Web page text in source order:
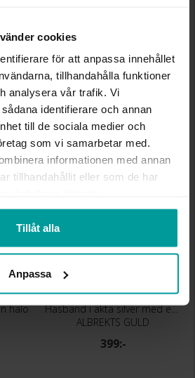
cookies
för att anpassa innehållet
tillhandahålla funktioner
analysera vår trafik. Vi
identifierare och annan
till de sociala medier och
som vi samarbetar med.
informationen med annan
tillhandahållit eller som de har
Tillåt alla
Anpassa
9,2
9,2
Albrekts Guld
Silver
Kubisk zirkonia
produkter
halo
Hasband i äkta silver med en halo
ALBREKTS GULD
399:-